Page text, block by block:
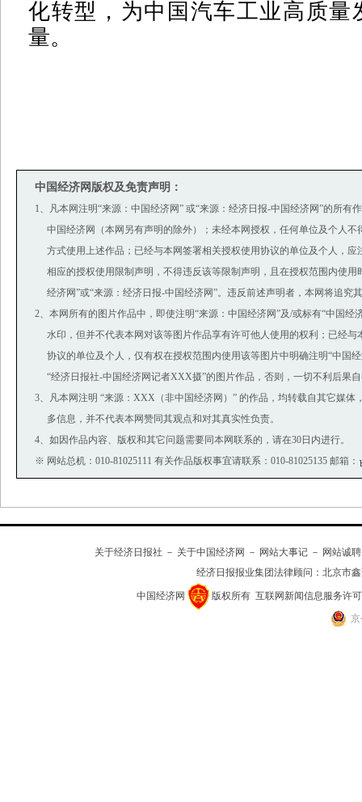
化转型，为中国汽车工业高质量
量。
中国经济网版权及免责声明：
1、凡本网注明“来源：中国经济网” 或“来源：经济日报-中国经济网”的所有
中国经济网（本网另有声明的除外）；未经本网授权，任何单位及个人不
方式使用上述作品；已经与本网签署相关授权使用协议的单位及个人，应
相应的授权使用限制声明，不得违反该等限制声明，且在授权范围内使用
经济网”或“来源：经济日报-中国经济网”。违反前述声明者，本网将追究
2、本网所有的图片作品中，即使注明“来源：中国经济网”及/或标有“中国经
水印，但并不代表本网对该等图片作品享有许可他人使用的权利；已经与
协议的单位及个人，仅有权在授权范围内使用该等图片中明确注明“中国
“经济日报社-中国经济网记者XXX摄”的图片作品，否则，一切不利后果
3、凡本网注明 “来源：XXX（非中国经济网）” 的作品，均转载自其它媒体
多信息，并不代表本网赞同其观点和对其真实性负责。
4、如因作品内容、版权和其它问题需要同本网联系的，请在30日内进行。
※ 网站总机：010-81025111 有关作品版权事宜请联系：010-81025135 邮箱：
关于经济日报社 － 关于中国经济网 － 网站大事记 － 网站诚聘
经济日报报业集团法律顾问： 北京市
中国经济网 版权所有 互联网新闻信息服务许可
京